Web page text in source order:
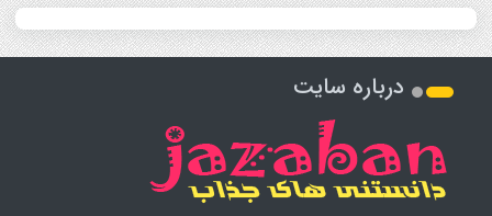
درباره سایت